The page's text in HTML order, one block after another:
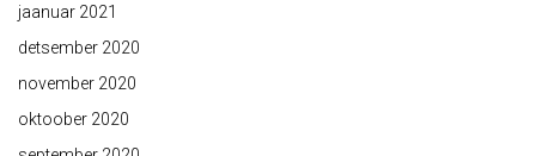
jaanuar 2021
detsember 2020
november 2020
oktoober 2020